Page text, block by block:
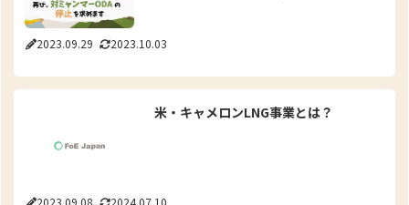
2023.09.29 2023.10.03
2023.09.08 2024.07.10
米・キャメロンLNG事業とは？